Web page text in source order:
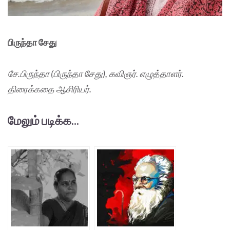
பிருந்தா சேது
சே.பிருந்தா (பிருந்தா சேது), கவிஞர். எழுத்தாளர்.
திரைக்கதை ஆசிரியர்.
மேலும் படிக்க...